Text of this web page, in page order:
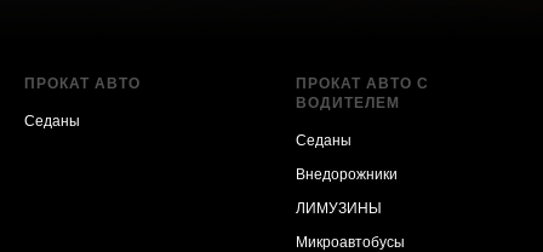
ПРОКАТ АВТО
Седаны
ПРОКАТ АВТО С
ВОДИТЕЛЕМ
Седаны
Внедорожники
ЛИМУЗИНЫ
Микроавтобусы